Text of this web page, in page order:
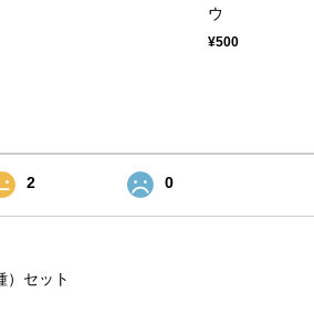
ウ
¥500
2 0
）セット